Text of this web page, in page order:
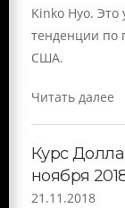
Kinko Hyo.
тенденции по
США.
Читать далее
Курс
ноября
21.11.2018